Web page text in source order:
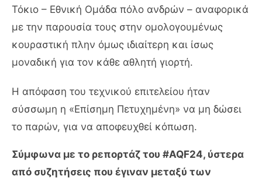
Τόκιο – Εθνική Ομάδα πόλο ανδρών – αναφορικά
με την παρουσία τους στην ομολογουμένως
κουραστική πλην όμως ιδιαίτερη και ίσως
μοναδική για τον κάθε αθλητή γιορτή.
Η απόφαση του τεχνικού επιτελείου ήταν
σύσσωμη η «Επίσημη Πετυχημένη» να μη δώσει
το παρών, για να αποφευχθεί κόπωση.
Σύμφωνα με το ρεπορτάζ του #AQF24, ύστερα
από συζητήσεις που έγιναν μεταξύ των